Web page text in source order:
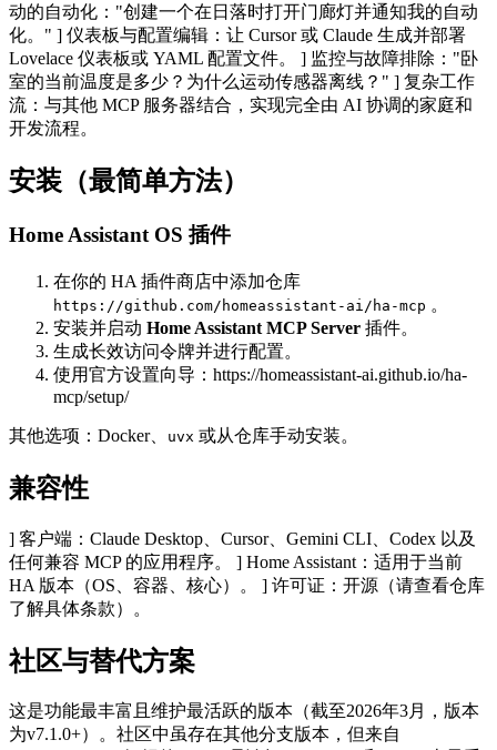
动的自动化："创建一个在日落时打开门廊灯并通知我的自动
化。" ] 仪表板与配置编辑：让 Cursor 或 Claude 生成并部署
Lovelace 仪表板或 YAML 配置文件。 ] 监控与故障排除："卧
室的当前温度是多少？为什么运动传感器离线？" ] 复杂工作
流：与其他 MCP 服务器结合，实现完全由 AI 协调的家庭和
开发流程。
安装（最简单方法）
Home Assistant OS 插件
在你的 HA 插件商店中添加仓库
https://github.com/homeassistant-ai/ha-mcp 。
安装并启动 Home Assistant MCP Server 插件。
生成长效访问令牌并进行配置。
使用官方设置向导： https://homeassistant-ai.github.io/ha-
mcp/setup/
其他选项：Docker、 uvx 或从仓库手动安装。
兼容性
] 客户端：Claude Desktop、Cursor、Gemini CLI、Codex 以及
任何兼容 MCP 的应用程序。 ] Home Assistant：适用于当前
HA 版本（OS、容器、核心）。 ] 许可证：开源（请查看仓库
了解具体条款）。
社区与替代方案
这是功能最丰富且维护最活跃的版本（截至2026年3月，版本
为v7.1.0+）。社区中虽存在其他分支版本，但来自